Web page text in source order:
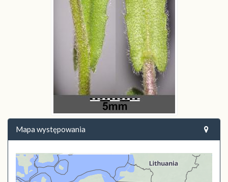
Mapa występowania